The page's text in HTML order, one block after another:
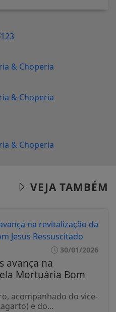
VEJA TAMBÉM
30/01/2026
avança na
Mortuária Bom
acompanhado do vice-
e do...